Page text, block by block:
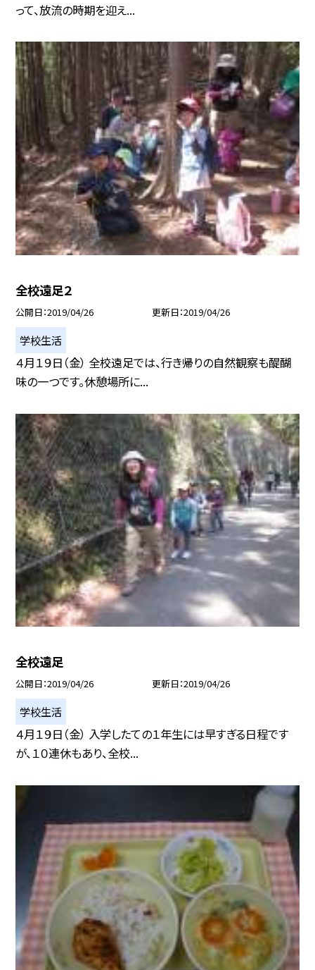
って、放流の時期を迎え...
全校遠足２
公開日 2019/04/26 更新日 2019/04/26
学校生活
４月１９日（金） 全校遠足では、行き帰りの自然観察も醍醐
味の一つです。休憩場所に...
全校遠足
公開日 2019/04/26 更新日 2019/04/26
学校生活
４月１９日（金） 入学したての１年生には早すぎる日程です
が、１０連休もあり、全校...